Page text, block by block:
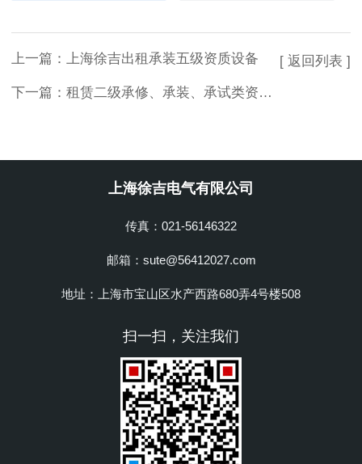
上一篇： 上海徐吉出租承装五级资质设备
下一篇： 租赁二级承修、承装、承试类资质试验设备
[ 返回列表 ]
上海徐吉电气有限公司
传真：021-56146322
邮箱：sute@56412027.com
地址：上海市宝山区水产西路680弄4号楼508
扫一扫，关注我们